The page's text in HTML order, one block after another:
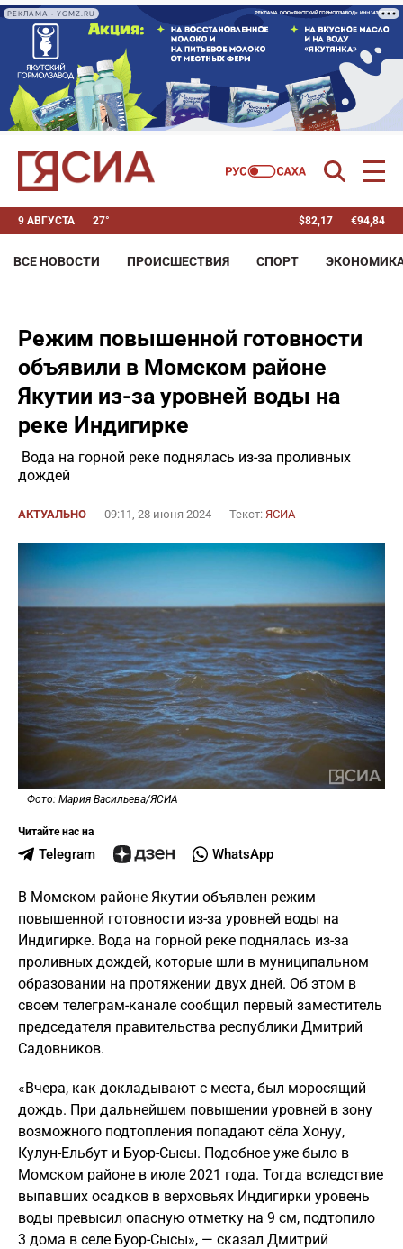
РЕКЛАМА • YGMZ.RU
9 АВГУСТА 27° $82,17 €94,84
ВСЕ НОВОСТИ ПРОИСШЕСТВИЯ СПОРТ
Режим повышенной готовности
объявили в Момском районе
Якутии из-за уровней воды на
реке Индигирке
Вода на горной реке поднялась из-за проливных
дождей
АКТУАЛЬНО 09:11, 28 июня 2024 Текст: ЯСИА
Фото: Мария Васильева/ЯСИА
Читайте нас на
Telegram WhatsApp
В Момском районе Якутии объявлен режим
повышенной готовности из-за уровней воды на
Индигирке. Вода на горной реке поднялась из-за
проливных дождей, которые шли в муниципальном
образовании на протяжении двух дней. Об этом в
своем телеграм-канале сообщил первый заместитель
председателя правительства республики Дмитрий
Садовников.
«Вчера, как докладывают с места, был моросящий
дождь. При дальнейшем повышении уровней в зону
возможного подтопления попадают сёла Хонуу,
Кулун-Ельбут и Буор-Сысы. Подобное уже было в
Момском районе в июле 2021 года. Тогда вследствие
выпавших осадков в верховьях Индигирки уровень
воды превысил опасную отметку на 9 см, подтопило
3 дома в селе Буор-Сысы», — сказал Дмитрий